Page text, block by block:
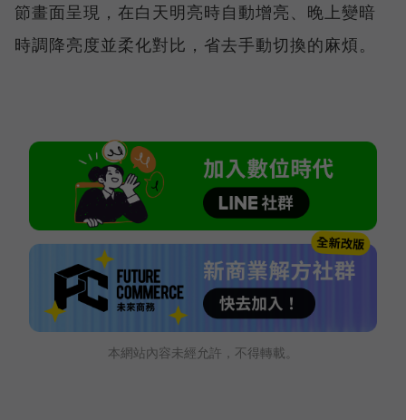
節畫面呈現，在白天明亮時自動增亮、晚上變暗
時調降亮度並柔化對比，省去手動切換的麻煩。
本網站內容未經允許，不得轉載。